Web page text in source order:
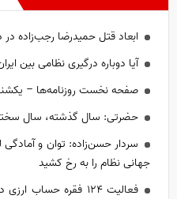
ابعاد قتل حمیدرضا رجب‌زاده
آیا دوباره درگیری نظامی بین
صفحه نخست روزنامه‌ها – یکشنبه ۱۸
حضرتی: سال گذشته، سال سختی
جهانی نظام را به رخ کشید
فعالیت ۱۲۴ فقره